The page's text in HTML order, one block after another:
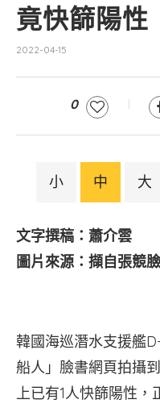
竟快篩陽性
2022-04-15
0
小 中 大
文字撰稿：蕭介雲
圖片來源：擷自張競
韓國海巡潛水支援艦
船人」臉書網頁拍攝
上已有1人快篩陽性，